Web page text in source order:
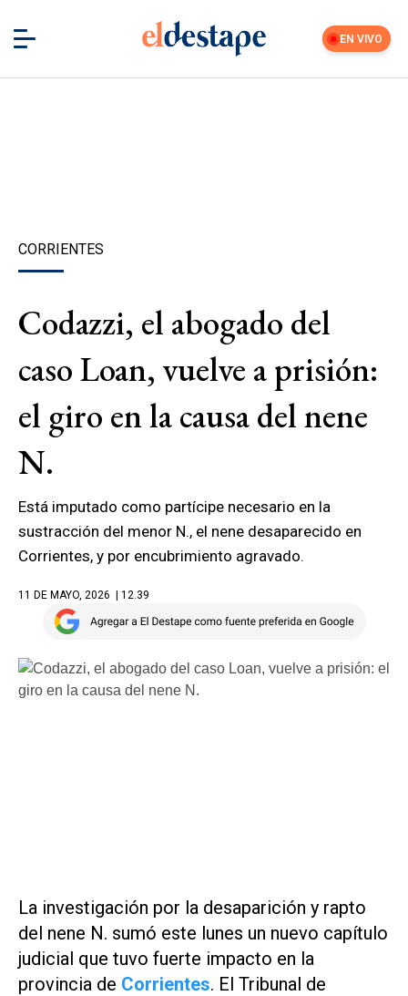
EN VIVO
CORRIENTES
Codazzi, el abogado del
caso Loan, vuelve a prisión:
el giro en la causa del nene
N.
Está imputado como partícipe necesario en la
sustracción del menor N., el nene desaparecido en
Corrientes, y por encubrimiento agravado.
11 DE MAYO, 2026 | 12.39
La investigación por la desaparición y rapto
del nene N. sumó este lunes un nuevo capítulo
judicial que tuvo fuerte impacto en la
provincia de Corrientes. El Tribunal de